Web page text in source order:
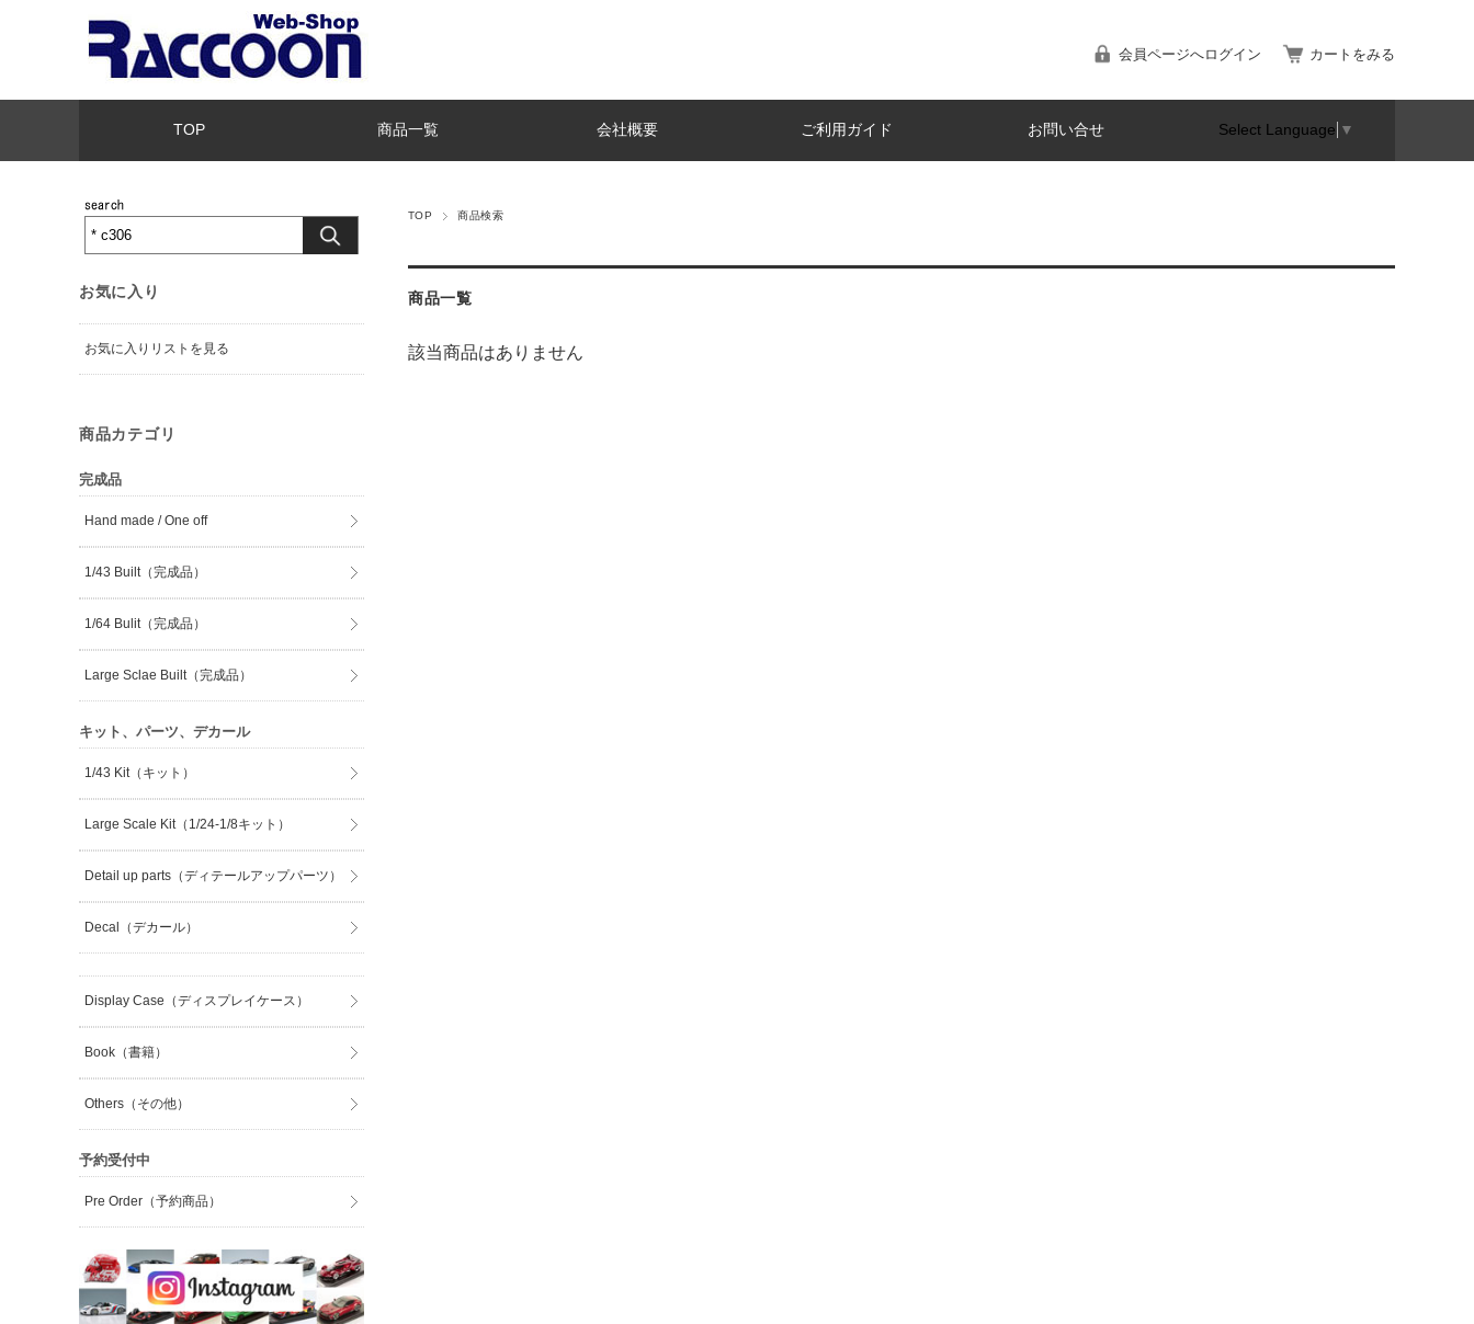
会員ページへログイン カートをみる
TOP 商品一覧 会社概要 ご利用ガイド お問い合せ Select Language ▼
TOP 商品検索
商品一覧
該当商品はありません
お気に入り
お気に入りリストを見る
商品カテゴリ
完成品
Hand made / One off
1/43 Built（完成品）
1/64 Bulit（完成品）
Large Sclae Built（完成品）
キット、パーツ、デカール
1/43 Kit（キット）
Large Scale Kit（1/24-1/8キット）
Detail up parts（ディテールアップパーツ）
Decal（デカール）
Display Case（ディスプレイケース）
Book（書籍）
Others（その他）
予約受付中
Pre Order（予約商品）